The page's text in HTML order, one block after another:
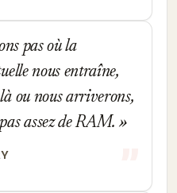
pas où la
nous entraîne,
ou nous arriverons,
assez de RAM.